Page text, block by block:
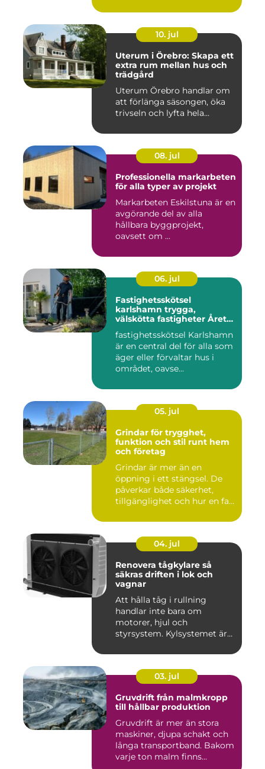
10. jul
Uterum i Örebro: Skapa ett
extra rum mellan hus och
trädgård
Uterum Örebro handlar om
att förlänga säsongen, öka
trivseln och lyfta hela...
08. jul
Professionella markarbeten
för alla typer av projekt
Markarbeten Eskilstuna är en
avgörande del av alla
hållbara byggprojekt,
oavsett om ...
06. jul
Fastighetsskötsel
karlshamn trygga,
välskötta fastigheter Året
fastighetsskötsel Karlshamn
är en central del för alla som
äger eller förvaltar hus i
området, oavse...
05. jul
Grindar för trygghet,
funktion och stil runt hem
och företag
Grindar är mer än en
öppning i ett stängsel. De
påverkar både säkerhet,
tillgänglighet och hur en fa...
04. jul
Renovera tågkylare så
säkras driften i lok och
vagnar
Att hålla tåg i rullning
handlar inte bara om
motorer, hjul och
styrsystem. Kylsystemet är
03. jul
Gruvdrift från malmkropp
till hållbar produktion
Gruvdrift är mer än stora
maskiner, djupa schakt och
långa transportband. Bakom
varje ton malm finns...